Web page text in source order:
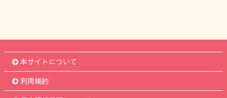
本サイトについて
利用規約